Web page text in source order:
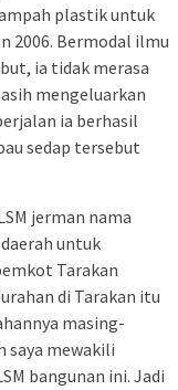
plastik untuk
2006. Bermodal ilmu
ia tidak merasa
mengeluarkan
ia berhasil
sedap tersebut
jerman nama
untuk
Tarakan
di Tarakan itu
masing-
saya mewakili
bangunan ini. Jadi